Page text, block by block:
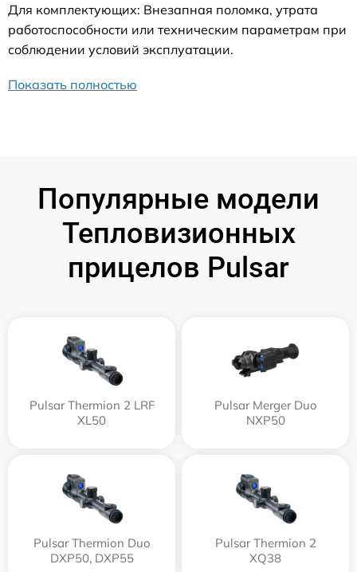
Для комплектующих: Внезапная поломка, утрата
работоспособности или техническим параметрам при
соблюдении условий эксплуатации.
Показать полностью
Популярные модели
Тепловизионных
прицелов Pulsar
Pulsar Thermion 2 LRF
XL50
Pulsar Merger Duo
NXP50
Pulsar Thermion Duo
DXP50, DXP55
Pulsar Thermion 2
XQ38